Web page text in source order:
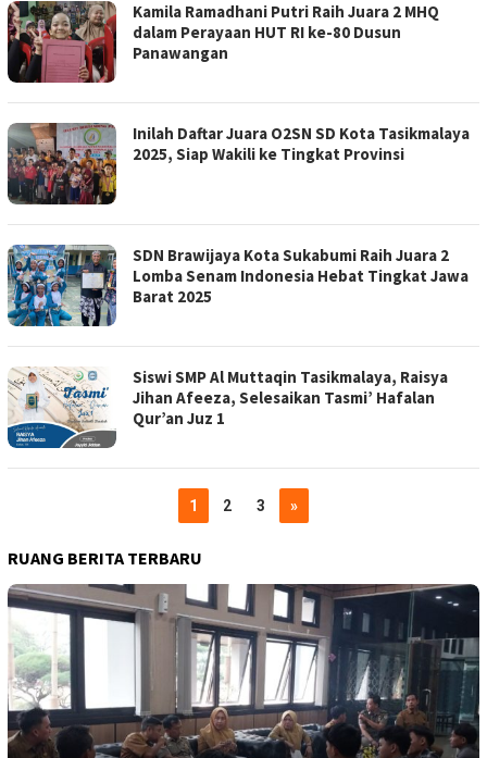
Kamila Ramadhani Putri Raih Juara 2 MHQ
dalam Perayaan HUT RI ke-80 Dusun
Panawangan
Inilah Daftar Juara O2SN SD Kota Tasikmalaya
2025, Siap Wakili ke Tingkat Provinsi
SDN Brawijaya Kota Sukabumi Raih Juara 2
Lomba Senam Indonesia Hebat Tingkat Jawa
Barat 2025
Siswi SMP Al Muttaqin Tasikmalaya, Raisya
Jihan Afeeza, Selesaikan Tasmi’ Hafalan
Qur’an Juz 1
1 2 3 »
RUANG BERITA TERBARU